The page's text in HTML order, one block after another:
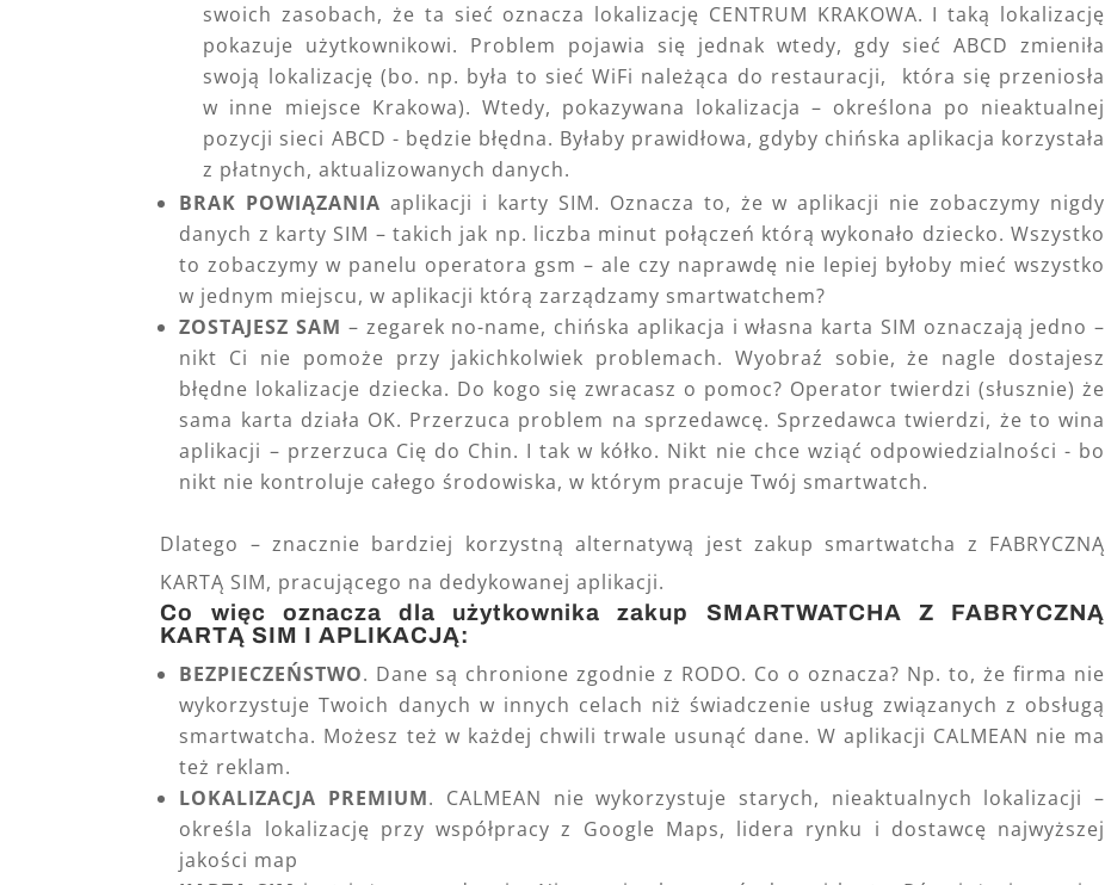
swoich zasobach, że ta sieć oznacza lokalizację CENTRUM KRAKOWA. I taką lokalizację
pokazuje użytkownikowi. Problem pojawia się jednak wtedy, gdy sieć ABCD zmieniła
swoją lokalizację (bo. np. była to sieć WiFi należąca do restauracji, która się przeniosła
w inne miejsce Krakowa). Wtedy, pokazywana lokalizacja – określona po nieaktualnej
pozycji sieci ABCD - będzie błędna. Byłaby prawidłowa, gdyby chińska aplikacja korzystała
z płatnych, aktualizowanych danych.
BRAK POWIĄZANIA aplikacji i karty SIM. Oznacza to, że w aplikacji nie zobaczymy nigdy
danych z karty SIM – takich jak np. liczba minut połączeń którą wykonało dziecko. Wszystko
to zobaczymy w panelu operatora gsm – ale czy naprawdę nie lepiej byłoby mieć wszystko
w jednym miejscu, w aplikacji którą zarządzamy smartwatchem?
ZOSTAJESZ SAM – zegarek no-name, chińska aplikacja i własna karta SIM oznaczają jedno –
nikt Ci nie pomoże przy jakichkolwiek problemach. Wyobraź sobie, że nagle dostajesz
błędne lokalizacje dziecka. Do kogo się zwracasz o pomoc? Operator twierdzi (słusznie) że
sama karta działa OK. Przerzuca problem na sprzedawcę. Sprzedawca twierdzi, że to wina
aplikacji – przerzuca Cię do Chin. I tak w kółko. Nikt nie chce wziąć odpowiedzialności - bo
nikt nie kontroluje całego środowiska, w którym pracuje Twój smartwatch.
Dlatego – znacznie bardziej korzystną alternatywą jest zakup smartwatcha z FABRYCZNĄ
KARTĄ SIM, pracującego na dedykowanej aplikacji.
Co więc oznacza dla użytkownika zakup SMARTWATCHA Z FABRYCZNĄ
KARTĄ SIM I APLIKACJĄ:
BEZPIECZEŃSTWO. Dane są chronione zgodnie z RODO. Co o oznacza? Np. to, że firma nie
wykorzystuje Twoich danych w innych celach niż świadczenie usług związanych z obsługą
smartwatcha. Możesz też w każdej chwili trwale usunąć dane. W aplikacji CALMEAN nie ma
też reklam.
LOKALIZACJA PREMIUM. CALMEAN nie wykorzystuje starych, nieaktualnych lokalizacji –
określa lokalizację przy współpracy z Google Maps, lidera rynku i dostawcę najwyższej
jakości map